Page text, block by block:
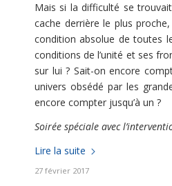
Mais si la difficulté se
cache derrière le plus
condition absolue de toutes
conditions de l’unité et ses
sur lui ? Sait-on encore
univers obsédé par les
encore compter jusqu’à un ?
Soirée spéciale avec
Lire la suite
27 février 2017